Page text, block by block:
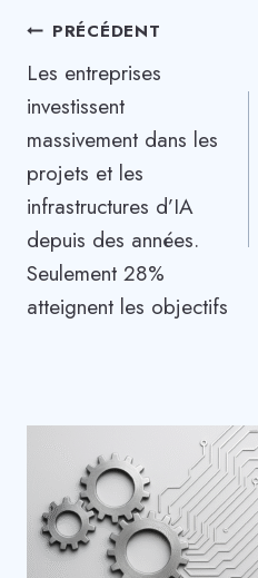
Navigation
de
l’article
PRÉCÉDENT
Les entreprises
investissent
massivement dans les
projets et les
infrastructures d’IA
depuis des années.
Seulement 28%
atteignent les objectifs